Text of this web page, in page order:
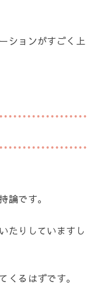
ションがすごく上
論です。
たりしていますし
くるはずです。